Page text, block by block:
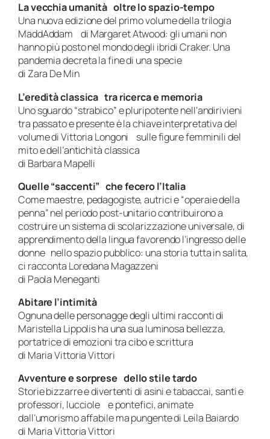
La vecchia umanità oltre lo spazio-tempo
Una nuova edizione del primo volume della trilogia
MaddAddam di Margaret Atwood: gli umani non
hanno più posto nel mondo degli ibridi Craker. Una
pandemia decreta la fine di una specie
di Zara De Min
L’eredità classica tra ricerca e memoria
Uno sguardo “strabico” e pluripotente nell’andirivieni
tra passato e presente è la chiave interpretativa del
volume di Vittoria Longoni sulle figure femminili del
mito e dell’antichità classica
di Barbara Mapelli
Quelle “saccenti” che fecero l’Italia
Come maestre, pedagogiste, autrici e “operaie della
penna” nel periodo post-unitario contribuirono a
costruire un sistema di scolarizzazione universale, di
apprendimento della lingua favorendo l’ingresso delle
donne nello spazio pubblico: una storia tutta in salita,
ci racconta Loredana Magazzeni
di Paola Meneganti
Abitare l’intimità
Ognuna delle personagge degli ultimi racconti di
Maristella Lippolis ha una sua luminosa bellezza,
portatrice di emozioni tra cibo e scrittura
di Maria Vittoria Vittori
Avventure e sorprese dello stile tardo
Storie bizzarre e divertenti di asini e tabaccai, santi e
professori, lucciole e pontefici, animate
dall’umorismo affabile ma pungente di Leila Baiardo
di Maria Vittoria Vittori